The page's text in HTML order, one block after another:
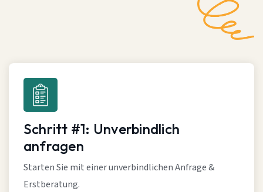
Schritt #1: Unverbindlich
anfragen
Starten Sie mit einer unverbindlichen Anfrage &
Erstberatung.